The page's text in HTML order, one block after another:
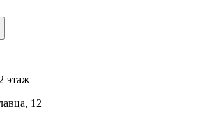
этаж
12